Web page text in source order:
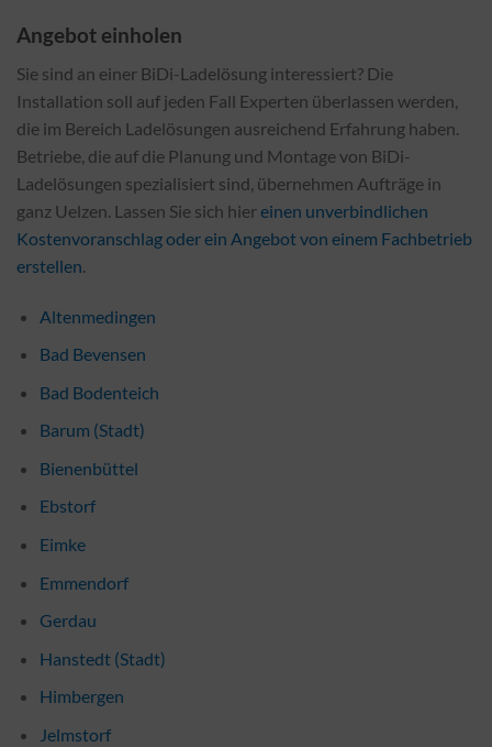
Angebot einholen
Sie sind an einer BiDi-Ladelösung interessiert? Die
Installation soll auf jeden Fall Experten überlassen werden,
die im Bereich Ladelösungen ausreichend Erfahrung haben.
Betriebe, die auf die Planung und Montage von BiDi-
Ladelösungen spezialisiert sind, übernehmen Aufträge in
ganz Uelzen. Lassen Sie sich hiereinen unverbindlichen
Kostenvoranschlag oder ein Angebot von einem Fachbetrieb
erstellen
Altenmedingen
Bad Bevensen
Bad Bodenteich
Barum (Stadt)
Bienenbüttel
Ebstorf
Eimke
Emmendorf
Gerdau
Hanstedt (Stadt)
Himbergen
Jelmstorf